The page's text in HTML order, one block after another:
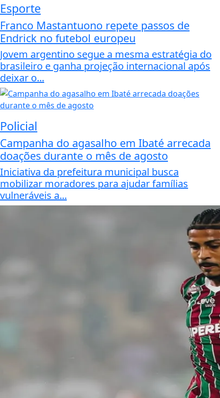
Esporte
Franco Mastantuono repete passos de
Endrick no futebol europeu
Jovem argentino segue a mesma estratégia do
brasileiro e ganha projeção internacional após
deixar o...
Policial
Campanha do agasalho em Ibaté arrecada
doações durante o mês de agosto
Iniciativa da prefeitura municipal busca
mobilizar moradores para ajudar famílias
vulneráveis a...